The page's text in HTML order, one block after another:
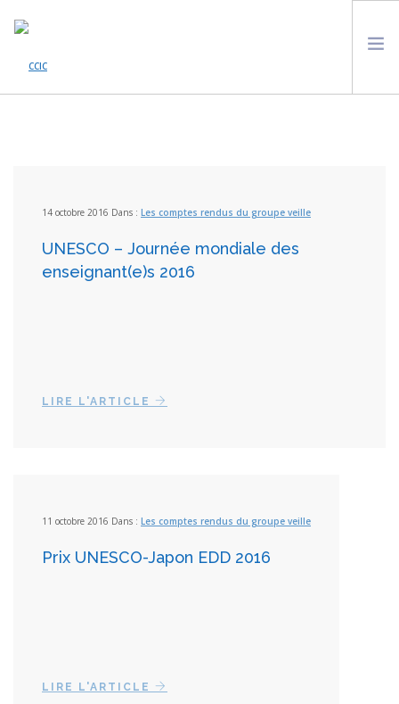
LES ONG DE LA PLATEFORME
14 octobre 2016 Dans : Les comptes rendus du groupe veille
UNESCO – Journée mondiale des
enseignant(e)s 2016
LIRE L'ARTICLE
11 octobre 2016 Dans : Les comptes rendus du groupe veille
Prix UNESCO-Japon EDD 2016
LIRE L'ARTICLE